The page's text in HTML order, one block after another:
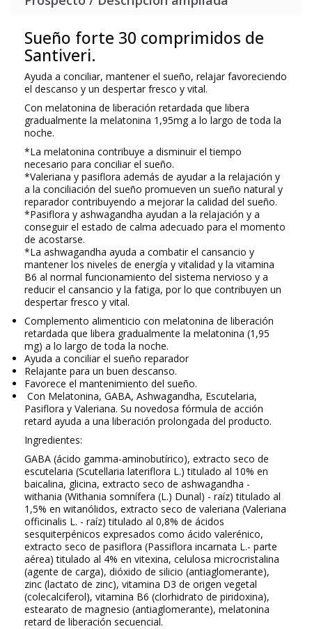
Sueño forte 30 comprimidos de
Santiveri.
Ayuda a conciliar, mantener el sueño, relajar favoreciendo
el descanso y un despertar fresco y vital.
Con melatonina de liberación retardada que libera
gradualmente la melatonina 1,95mg a lo largo de toda la
noche.
*La melatonina contribuye a disminuir el tiempo
necesario para conciliar el sueño.
*Valeriana y pasiflora además de ayudar a la relajación y
a la conciliación del sueño promueven un sueño natural y
reparador contribuyendo a mejorar la calidad del sueño.
*Pasiflora y ashwagandha ayudan a la relajación y a
conseguir el estado de calma adecuado para el momento
de acostarse.
*La ashwagandha ayuda a combatir el cansancio y
mantener los niveles de energía y vitalidad y la vitamina
B6 al normal funcionamiento del sistema nervioso y a
reducir el cansancio y la fatiga, por lo que contribuyen un
despertar fresco y vital.
Complemento alimenticio con melatonina de liberación
retardada que libera gradualmente la melatonina (1,95
mg) a lo largo de toda la noche.
Ayuda a conciliar el sueño reparador
Relajante para un buen descanso.
Favorece el mantenimiento del sueño.
Con Melatonina, GABA, Ashwagandha, Escutelaria,
Pasiflora y Valeriana. Su novedosa fórmula de acción
retard ayuda a una liberación prolongada del producto.
Ingredientes:
GABA (ácido gamma-aminobutírico), extracto seco de
escutelaria (Scutellaria lateriflora L.) titulado al 10% en
baicalina, glicina, extracto seco de ashwagandha -
withania (Withania somnífera (L.) Dunal) - raíz) titulado al
1,5% en witanólidos, extracto seco de valeriana (Valeriana
officinalis L. - raíz) titulado al 0,8% de ácidos
sesquiterpénicos expresados como ácido valerénico,
extracto seco de pasiflora (Passiflora incarnata L.- parte
aérea) titulado al 4% en vitexina, celulosa microcristalina
(agente de carga), dióxido de silicio (antiaglomerante),
zinc (lactato de zinc), vitamina D3 de origen vegetal
(colecalciferol), vitamina B6 (clorhidrato de piridoxina),
estearato de magnesio (antiaglomerante), melatonina
retard de liberación secuencial.